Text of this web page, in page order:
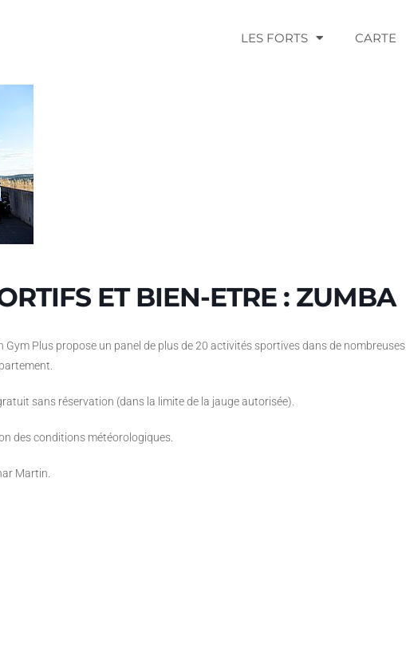
LES FORTS CARTE
ET BIEN-ETRE : ZUMBA
Gym Plus propose un panel de plus de 20 activités sportives dans de nombreuses
sans réservation (dans la limite de la jauge autorisée).
des conditions météorologiques.
Martin.